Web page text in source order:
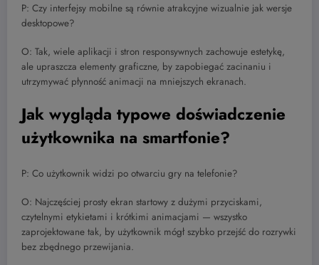
P: Czy interfejsy mobilne są równie atrakcyjne wizualnie jak wersje
desktopowe?
O: Tak, wiele aplikacji i stron responsywnych zachowuje estetykę,
ale upraszcza elementy graficzne, by zapobiegać zacinaniu i
utrzymywać płynność animacji na mniejszych ekranach.
Jak wygląda typowe doświadczenie
użytkownika na smartfonie?
P: Co użytkownik widzi po otwarciu gry na telefonie?
O: Najczęściej prosty ekran startowy z dużymi przyciskami,
czytelnymi etykietami i krótkimi animacjami — wszystko
zaprojektowane tak, by użytkownik mógł szybko przejść do rozrywki
bez zbędnego przewijania.